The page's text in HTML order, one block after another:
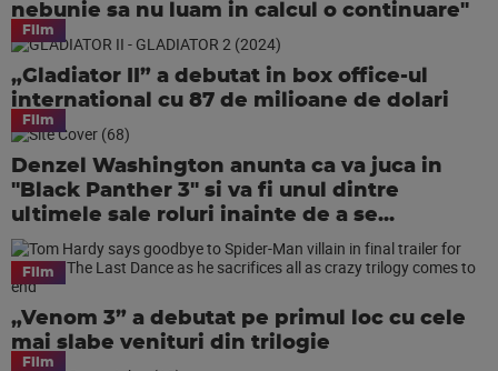
nebunie sa nu luam in calcul o continuare"
Film
„Gladiator II” a debutat in box office-ul
international cu 87 de milioane de dolari
Film
Denzel Washington anunta ca va juca in
"Black Panther 3" si va fi unul dintre
ultimele sale roluri inainte de a se...
Film
„Venom 3” a debutat pe primul loc cu cele
mai slabe venituri din trilogie
Film